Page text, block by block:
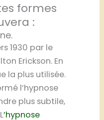
formes
:
1930 par le
Erickson. En
la plus utilisée.
l’hypnose
plus subtile,
’hypnose